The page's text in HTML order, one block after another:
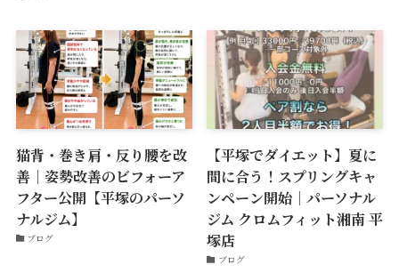
猫背・巻き肩・反り腰を改
善｜姿勢改善のビフォーア
フター公開【平塚のパーソ
ナルジム】
ブログ
【平塚でダイエット】夏に
間に合う！スプリングキャ
ンペーン開始｜パーソナル
ジム クロムフィット湘南 平
塚店
ブログ